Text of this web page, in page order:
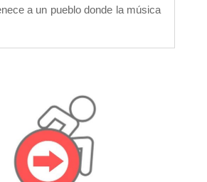
a un pueblo donde la música